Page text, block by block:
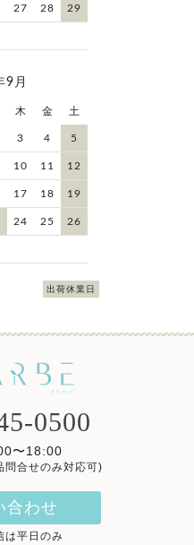
27 28 29
9月
木 金 土
3 4 5
10 11 12
17 18 19
24 25 26
出荷休業日
0500
〜18:00
問合せのみ対応可)
合わせ
平日のみ